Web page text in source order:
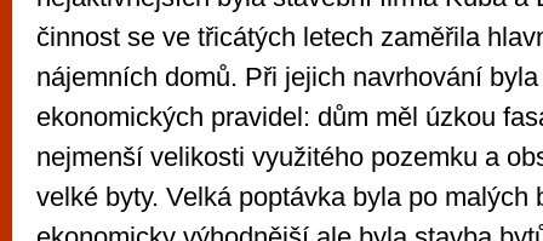
činnost se ve třicátých letech zaměřila
nájemních domů. Při jejich navrhování
ekonomických pravidel: dům měl úzkou
nejmenší velikosti využitého pozemku a
velké byty. Velká poptávka byla po malých